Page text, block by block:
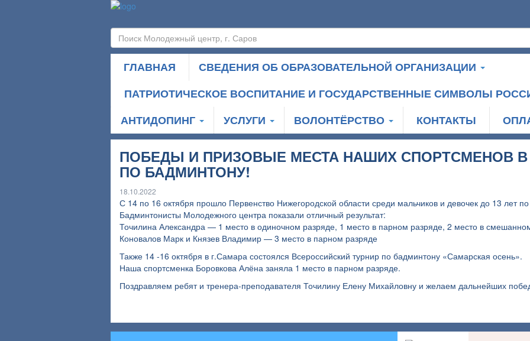
ГЛАВНАЯ
СВЕДЕНИЯ ОБ ОБРАЗОВАТЕЛЬНОЙ ОРГАНИЗАЦИИ
ПАТРИОТИЧЕСКОЕ ВОСПИТАНИЕ И ГОСУДАРСТВЕННЫЕ СИМВОЛЫ
АНТИДОПИНГ
УСЛУГИ ВОЛОНТЁРСТВО КОНТАКТЫ
ПОБЕДЫ И ПРИЗОВЫЕ МЕСТА НАШИХ СПОРТСМЕНОВ
ПО БАДМИНТОНУ!
18.10.2022
С 14 по 16 октября прошло Первенство Нижегородской области среди мальчиков и девочек до 13 лет
Бадминтонисты Молодежного центра показали отличный результат:
Точилина Александра — 1 место в одиночном разряде, 1 место в парном разряде, 2 место в
Коновалов Марк и Князев Владимир — 3 место в парном разряде
Также 14 -16 октября в г.Самара состоялся Всероссийский турнир по бадминтону «Самарская осень».
Наша спортсменка Боровкова Алёна заняла 1 место в парном разряде.
Поздравляем ребят и тренера-преподавателя Точилину Елену Михайловну и желаем дальнейших